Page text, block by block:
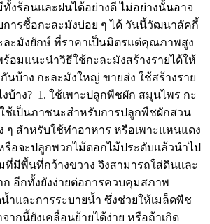
งร้อนและฝนได้อย่างดี ไม่อย่างนั้นอาจ
การซื้อกะละมังบ่อย ๆ ได้ วันนี้วัฒนาลัคกี้
ละมังยักษ์ ที่ราคาเป็นมิตรแต่คุณภาพสูง
อมแนะนำวิธีใช้กะละมังสร้างรายได้ให้
นบ้าง กะละมังใหญ่ ขายส่ง ใช้สร้างราย
งบ้าง? 1. ใช้เพาะปลูกพืชผัก สมุนไพร กะ
ช้เป็นภาชนะสำหรับการปลูกพืชผักสวน
ๆ สำหรับใช้ทำอาหาร หรือเพาะแหนแดง
รือจะปลูกพวกไม้ดอกไม้ประดับแล้วนำไป
ที่มีพื้นที่กว้างขวาง จึงสามารถใส่ดินและ
อีกทั้งยังง่ายต่อการควบคุมสภาพ
ำและการระบายน้ำ ซึ่งช่วยให้เมล็ดพืช
ากนี้ยังเคลื่อนย้ายได้ง่าย หรือถ้าเกิด